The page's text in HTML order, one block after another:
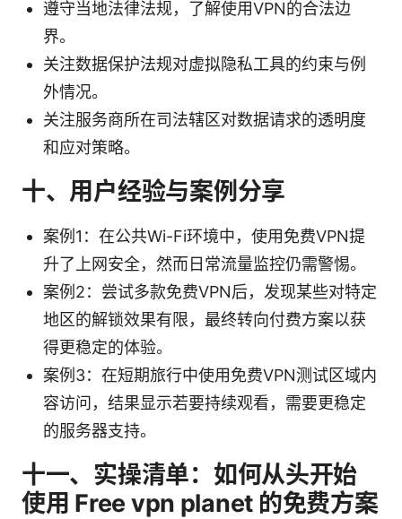
遵守当地法律法规，了解使用VPN的合法边
界。
关注数据保护法规对虚拟隐私工具的约束与例
外情况。
关注服务商所在司法辖区对数据请求的透明度
和应对策略。
十、用户经验与案例分享
案例1：在公共Wi-Fi环境中，使用免费VPN提
升了上网安全，然而日常流量监控仍需警惕。
案例2：尝试多款免费VPN后，发现某些对特定
地区的解锁效果有限，最终转向付费方案以获
得更稳定的体验。
案例3：在短期旅行中使用免费VPN测试区域内
容访问，结果显示若要持续观看，需要更稳定
的服务器支持。
十一、实操清单：如何从头开始
使用 Free vpn planet 的免费方案